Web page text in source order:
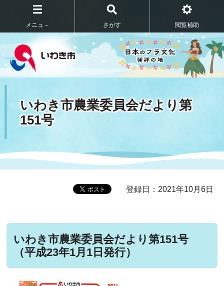
メニュ－ さがす 閲覧補助
いわき市農業委員会だより第
151号
登録日：2021年10月6日
いわき市農業委員会だより第151号
（平成23年1月1日発行）